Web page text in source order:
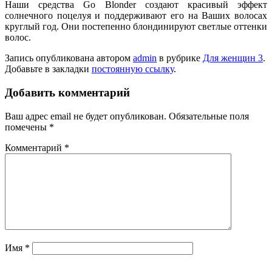
Наши средства Go Blonder создают красивый эффект
солнечного поцелуя и поддерживают его на Ваших волосах
круглый год. Они постепенно блондинируют светлые оттенки
волос.
Запись опубликована автором admin в рубрике Для женщин 3.
Добавьте в закладки постоянную ссылку.
Добавить комментарий
Ваш адрес email не будет опубликован. Обязательные поля
помечены *
Комментарий *
Имя *